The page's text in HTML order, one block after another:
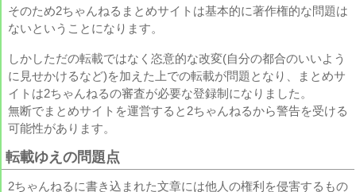
そのため2ちゃんねるまとめサイトは基本的に著作権的な問題は
ないということになります。
しかしただの転載ではなく恣意的な改変(自分の都合のいいよう
に見せかけるなど)を加えた上での転載が問題となり、まとめサ
イトは2ちゃんねるの審査が必要な登録制になりました。
無断でまとめサイトを運営すると2ちゃんねるから警告を受ける
可能性があります。
転載ゆえの問題点
2ちゃんねるに書き込まれた文章には他人の権利を侵害するもの